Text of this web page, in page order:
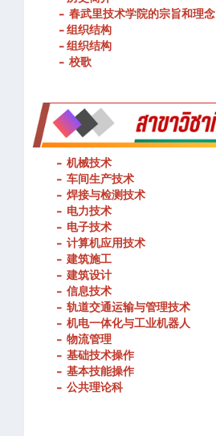
- 春武里技术学院的宗旨和理念
- 组织结构
- 组织结构
- 校歌
- 机械技术
- 车间生产技术
- 焊接与检测技术
- 电力技术
- 电子技术
- 计算机应用技术
-建筑施工
-建筑设计
- 信息技术
- 轨道交通运输与管理技术
- 机电一体化与工业机器人
- 物流管理
- 基础技术操作
- 基本技能操作
- 公共理论科